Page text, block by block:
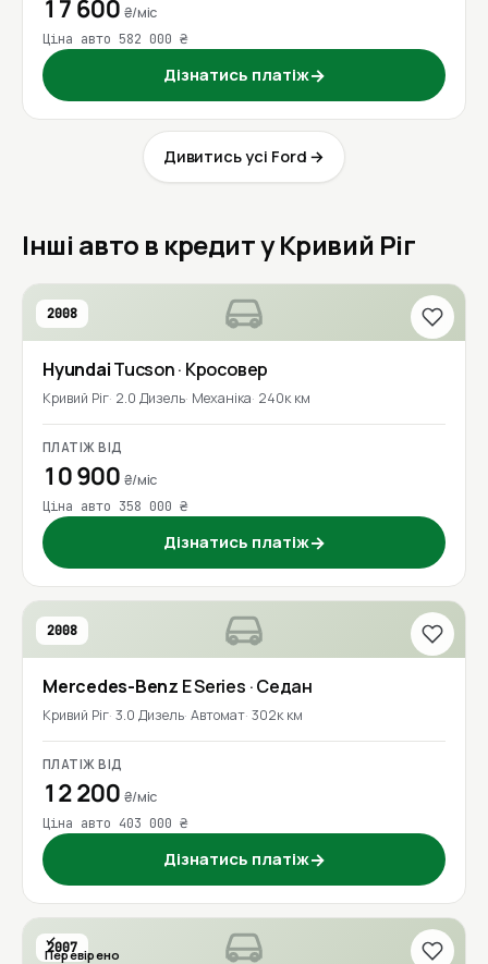
17 600 ₴/міс
Ціна авто 582 000 ₴
Дізнатись платіж→
Дивитись усі Ford →
Інші авто в кредит у Кривий Ріг
2008
HyundaiTucson· Кросовер
Кривий Ріг 2.0 Дизель Механіка 240к км
ПЛАТІЖ ВІД
10 900 ₴/міс
Ціна авто 358 000 ₴
Дізнатись платіж→
2008
Mercedes-Benz E Series · Седан
Кривий Ріг 3.0 Дизель Автомат 302к км
ПЛАТІЖ ВІД
12 200 ₴/міс
Ціна авто 403 000 ₴
Дізнатись платіж→
2007
Перевірено